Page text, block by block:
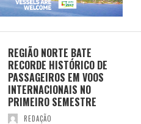
REGIÃO NORTE BATE
RECORDE HISTÓRICO DE
PASSAGEIROS EM VOOS
INTERNACIONAIS NO
PRIMEIRO SEMESTRE
REDAÇÃO